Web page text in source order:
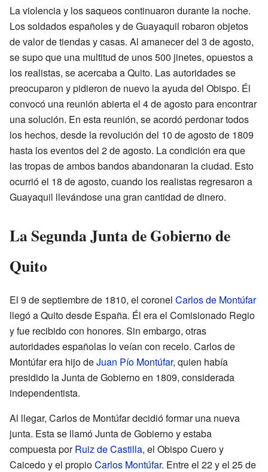
La violencia y los saqueos continuaron durante la noche.
Los soldados españoles y de Guayaquil robaron objetos
de valor de tiendas y casas. Al amanecer del 3 de agosto,
se supo que una multitud de unos 500 jinetes, opuestos a
los realistas, se acercaba a Quito. Las autoridades se
preocuparon y pidieron de nuevo la ayuda del Obispo. Él
convocó una reunión abierta el 4 de agosto para encontrar
una solución. En esta reunión, se acordó perdonar todos
los hechos, desde la revolución del 10 de agosto de 1809
hasta los eventos del 2 de agosto. La condición era que
las tropas de ambos bandos abandonaran la ciudad. Esto
ocurrió el 18 de agosto, cuando los realistas regresaron a
Guayaquil llevándose una gran cantidad de dinero.
La Segunda Junta de Gobierno de
Quito
El 9 de septiembre de 1810, el coronel Carlos de Montúfar
llegó a Quito desde España. Él era el Comisionado Regio
y fue recibido con honores. Sin embargo, otras
autoridades españolas lo veían con recelo. Carlos de
Montúfar era hijo deJuan Pío Montúfar, quien había
presidido la Junta de Gobierno en 1809, considerada
independentista.
Al llegar, Carlos de Montúfar decidió formar una nueva
junta. Esta se llamó Junta de Gobierno y estaba
compuesta porRuiz de Castilla, el Obispo Cuero y
Caicedo y el propioCarlos Montúfar. Entre el 22 y el 25 de